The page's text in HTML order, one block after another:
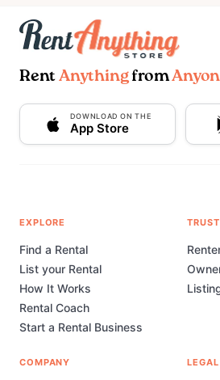
Rent Anythingfrom
DOWNLOAD ON THE
App Store
EXPLORE
Find a Rental
List your Rental
How It Works
Rental Coach
Start a Rental Business
COMPANY LEGAL